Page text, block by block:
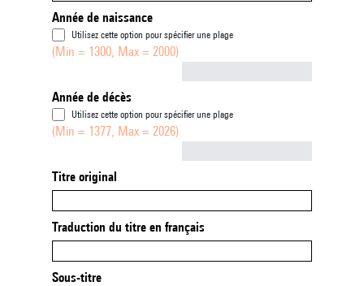
Année de naissance
Utilisez cette option pour spécifier une plage
(Min = 1300, Max = 2000)
Année de décès
Utilisez cette option pour spécifier une plage
(Min = 1377, Max = 2026)
Titre original
Traduction du titre en français
Sous-titre